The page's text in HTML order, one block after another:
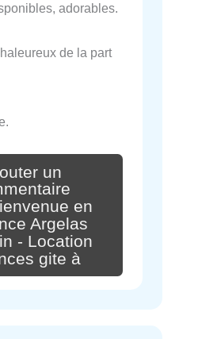
adorables.
de la part
un
en
Argelas
- Location
gite à